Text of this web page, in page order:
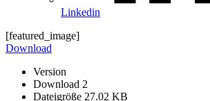
Linkedin
[featured_image]
Download
Version
Download 2
Dateigröße 27.02 KB